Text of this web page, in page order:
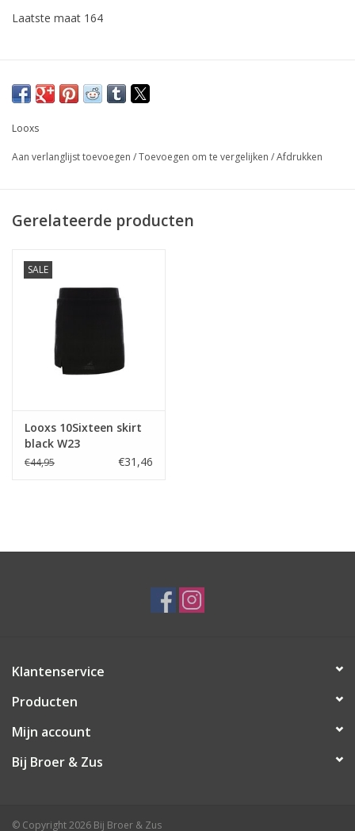
Laatste maat 164
Looxs
Aan verlanglijst toevoegen /Toevoegen om te vergelijken /Afdrukken
Gerelateerde producten
SALE
Looxs 10Sixteen skirt
black W23
€44,95 €31,46
Klantenservice
Producten
Mijn account
Bij Broer & Zus
© Copyright 2026 Bij Broer & Zus